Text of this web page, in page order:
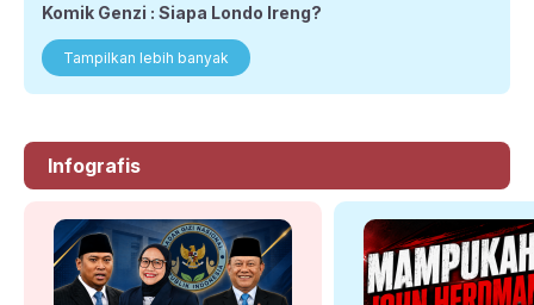
Komik Genzi : Siapa Londo Ireng?
Tampilkan lebih banyak
Infografis